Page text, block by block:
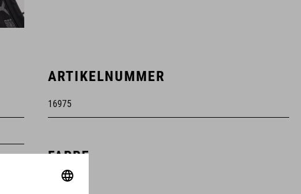
ARTIKELNUMMER
16975
FARBE
white